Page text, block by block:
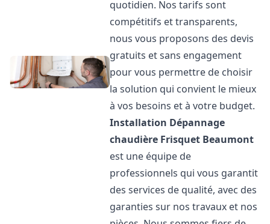
quotidien. Nos tarifs sont
compétitifs et transparents,
nous vous proposons des devis
gratuits et sans engagement
pour vous permettre de choisir
la solution qui convient le mieux
à vos besoins et à votre budget.
Installation Dépannage
chaudière Frisquet Beaumont
est une équipe de
professionnels qui vous garantit
des services de qualité, avec des
garanties sur nos travaux et nos